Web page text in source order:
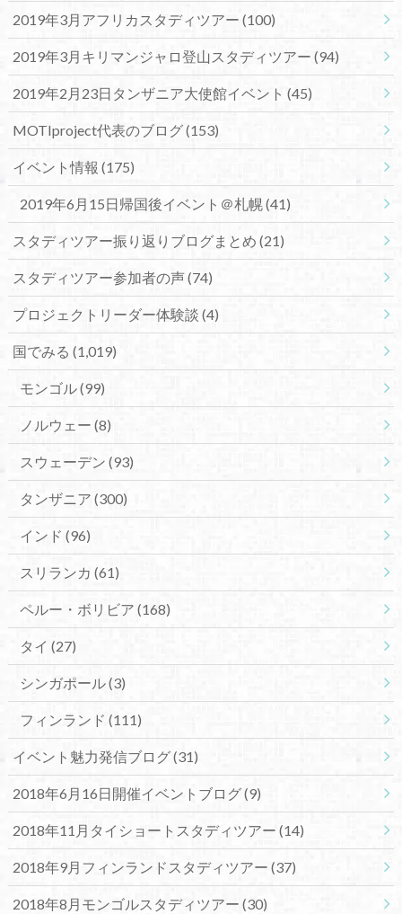
2019年3月アフリカスタディツアー (100)
2019年3月キリマンジャロ登山スタディツアー (94)
2019年2月23日タンザニア大使館イベント (45)
MOTIproject代表のブログ(153)
イベント情報 (175)
2019年6月15日帰国後イベント＠札幌(41)
スタディツアー振り返りブログまとめ (21)
スタディツアー参加者の声(74)
プロジェクトリーダー体験談 (4)
国でみる (1,019)
モンゴル(99)
ノルウェー (8)
スウェーデン (93)
タンザニア (300)
インド (96)
スリランカ (61)
ペルー・ボリビア (168)
タイ (27)
シンガポール(3)
フィンランド (111)
イベント魅力発信ブログ(31)
2018年6月16日開催イベントブログ(9)
2018年11月タイショートスタディツアー (14)
2018年9月フィンランドスタディツアー (37)
2018年8月モンゴルスタディツアー (30)